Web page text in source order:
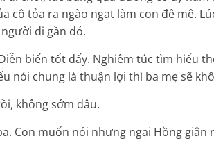
cô tỏa ra ngào ngạt làm con đê mê.
đi gần đó.
biến tốt đấy. Nghiêm túc tìm hiểu
nói chung là thuận lợi thì ba mẹ sẽ
không sớm đâu.
Con muốn nói nhưng ngại Hồng